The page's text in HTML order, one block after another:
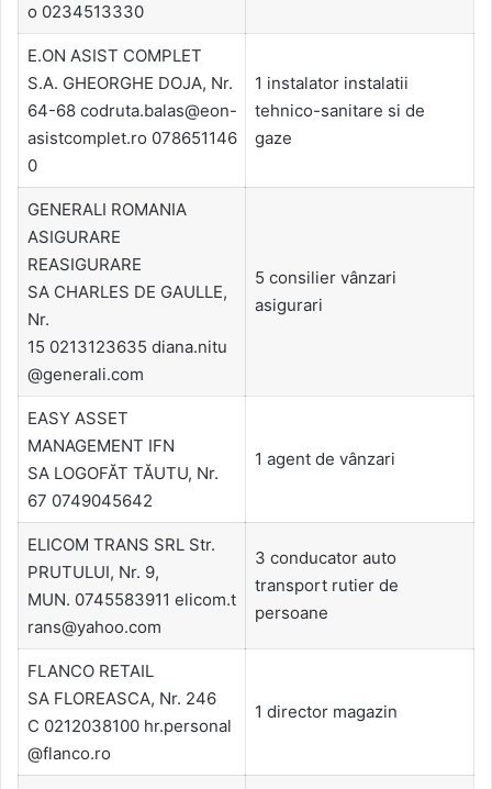
o 0234513330
E.ON ASIST COMPLET
S.A. GHEORGHE DOJA, Nr.
64-68 codruta.balas@eon-
asistcomplet.ro 078651146
0
1 instalator instalatii
tehnico-sanitare si de
gaze
GENERALI ROMANIA
ASIGURARE
REASIGURARE
SA CHARLES DE GAULLE,
Nr.
15 0213123635 diana.nitu
@generali.com
5 consilier vânzari
asigurari
EASY ASSET
MANAGEMENT IFN
SA LOGOFĂT TĂUTU, Nr.
67 0749045642
1 agent de vânzari
ELICOM TRANS SRL Str.
PRUTULUI, Nr. 9,
MUN. 0745583911 elicom.t
rans@yahoo.com
3 conducator auto
transport rutier de
persoane
FLANCO RETAIL
SA FLOREASCA, Nr. 246
C 0212038100 hr.personal
@flanco.ro
1 director magazin